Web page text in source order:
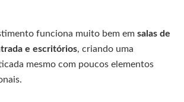
funciona muito bem em salas de
e escritórios, criando uma
mesmo com poucos elementos